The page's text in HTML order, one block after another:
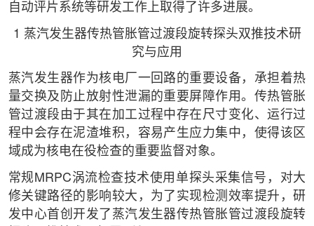
自动评片系统等研发工作上取得了许多进展。
1 蒸汽发生器传热管胀管过渡段旋转探头双推技术研
究与应用
蒸汽发生器作为核电厂一回路的重要设备，承担着热
量交换及防止放射性泄漏的重要屏障作用。传热管胀
管过渡段由于其在加工过程中存在尺寸变化、运行过
程中会存在泥渣堆积，容易产生应力集中，使得该区
域成为核电在役检查的重要监督对象。
常规MRPC涡流检查技术使用单探头采集信号，对大
修关键路径的影响较大，为了实现检测效率提升，研
发中心首创开发了蒸汽发生器传热管胀管过渡段旋转